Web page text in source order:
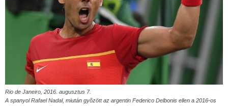
Rio de Janeiro, 2016. augusztus 7.
A spanyol Rafael Nadal, miután gyõzött az argentin Federico Delbonis ellen a 2016-os